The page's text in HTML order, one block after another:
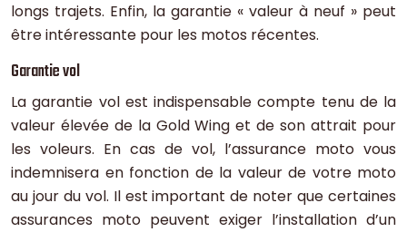
longs trajets. Enfin, la garantie « valeur à neuf » peut
être intéressante pour les motos récentes.
Garantie vol
La garantie vol est indispensable compte tenu de la
valeur élevée de la Gold Wing et de son attrait pour
les voleurs. En cas de vol, l’assurance moto vous
indemnisera en fonction de la valeur de votre moto
au jour du vol. Il est important de noter que certaines
assurances moto peuvent exiger l’installation d’un